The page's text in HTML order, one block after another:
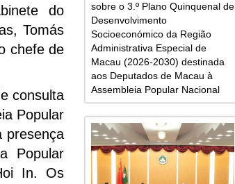
do
Tomás
chefe de
consulta
Popular
presença
Popular
In. Os
sobre o 3.º Plano Quinquenal de
Desenvolvimento
Socioeconómico da Região
Administrativa Especial de
Macau (2026-2030) destinada
aos Deputados de Macau à
Assembleia Popular Nacional